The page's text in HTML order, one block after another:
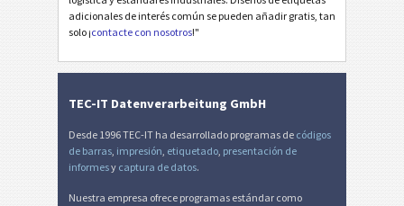
₣ Factura-QR suiza
M Miscelánea
adicionales de interés común se pueden añadir gratis, tan
solo ¡contacte con nosotros!"
TEC-IT Datenverarbeitung GmbH
Desde 1996 TEC-IT ha desarrollado programas de códigos
de barras, impresión, etiquetado, presentación de
informesy captura de datos.
Nuestra empresa ofrece programas estándar como